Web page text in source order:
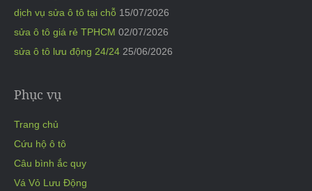
dịch vụ sửa ô tô tại chỗ 15/07/2026
sửa ô tô giá rẻ TPHCM 02/07/2026
sửa ô tô lưu động 24/24 25/06/2026
Phục vụ
Trang chủ
Cứu hộ ô tô
Câu bình ắc quy
Vá Vỏ Lưu Động